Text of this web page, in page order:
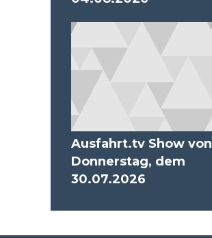
Ausfahrt.tv Show von
Donnerstag, dem
30.07.2026